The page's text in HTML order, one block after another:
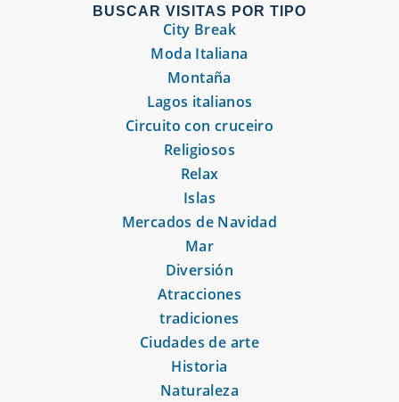
BUSCAR VISITAS POR TIPO
City Break
Moda Italiana
Montaña
Lagos italianos
Circuito con cruceiro
Religiosos
Relax
Islas
Mercados de Navidad
Mar
Diversión
Atracciones
tradiciones
Ciudades de arte
Historia
Naturaleza